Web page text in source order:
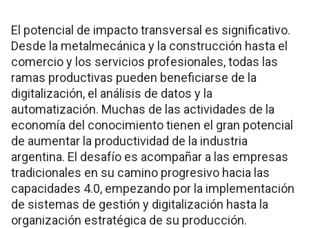
El potencial de impacto transversal es significativo.
Desde la metalmecánica y la construcción hasta el
comercio y los servicios profesionales, todas las
ramas productivas pueden beneficiarse de la
digitalización, el análisis de datos y la
automatización. Muchas de las actividades de la
economía del conocimiento tienen el gran potencial
de aumentar la productividad de la industria
argentina. El desafío es acompañar a las empresas
tradicionales en su camino progresivo hacia las
capacidades 4.0, empezando por la implementación
de sistemas de gestión y digitalización hasta la
organización estratégica de su producción.